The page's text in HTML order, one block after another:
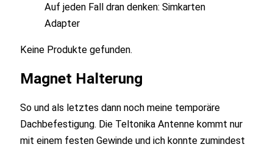
Auf jeden Fall dran denken: Simkarten
Adapter
Keine Produkte gefunden.
Magnet Halterung
So und als letztes dann noch meine temporäre
Dachbefestigung. Die Teltonika Antenne kommt nur
mit einem festen Gewinde und ich konnte zumindest